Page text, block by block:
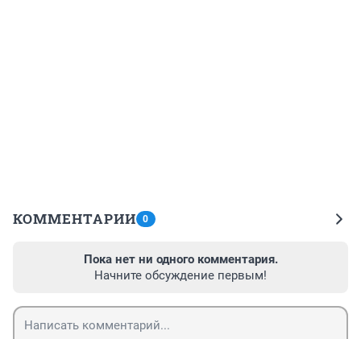
КОММЕНТАРИИ 0
Пока нет ни одного комментария.
Начните обсуждение первым!